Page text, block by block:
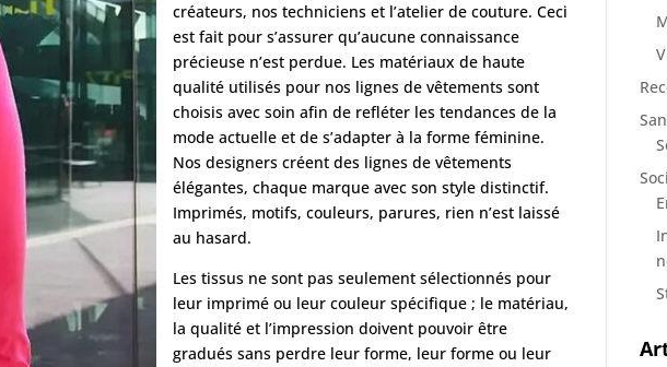
créateurs, nos techniciens et l’atelier de couture. Ceci
est fait pour s’assurer qu’aucune connaissance
précieuse n’est perdue. Les matériaux de haute
qualité utilisés pour nos lignes de vêtements sont
choisis avec soin afin de refléter les tendances de la
mode actuelle et de s’adapter à la forme féminine.
Nos designers créent des lignes de vêtements
élégantes, chaque marque avec son style distinctif.
Imprimés, motifs, couleurs, parures, rien n’est laissé
au hasard.
Les tissus ne sont pas seulement sélectionnés pour
leur imprimé ou leur couleur spécifique ; le matériau,
la qualité et l’impression doivent pouvoir être
gradués sans perdre leur forme, leur forme ou leur